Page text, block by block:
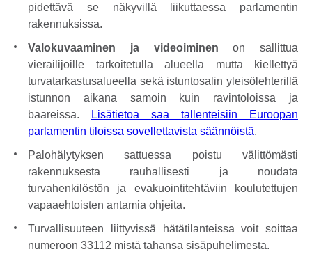
pidettävä se näkyvillä liikuttaessa parlamentin
rakennuksissa.
Valokuvaaminen ja videoiminen on sallittua
vierailijoille tarkoitetulla alueella mutta kiellettyä
turvatarkastusalueella sekä istuntosalin yleisölehterillä
istunnon aikana samoin kuin ravintoloissa ja
baareissa.
Lisätietoa saa tallenteisiin Euroopan
parlamentin tiloissa sovellettavista säännöistä.
Palohälytyksen sattuessa poistu välittömästi
rakennuksesta rauhallisesti ja noudata
turvahenkilöstön ja evakuointitehtäviin koulutettujen
vapaaehtoisten antamia ohjeita.
Turvallisuuteen liittyvissä hätätilanteissa voit soittaa
numeroon 33112 mistä tahansa sisäpuhelimesta.